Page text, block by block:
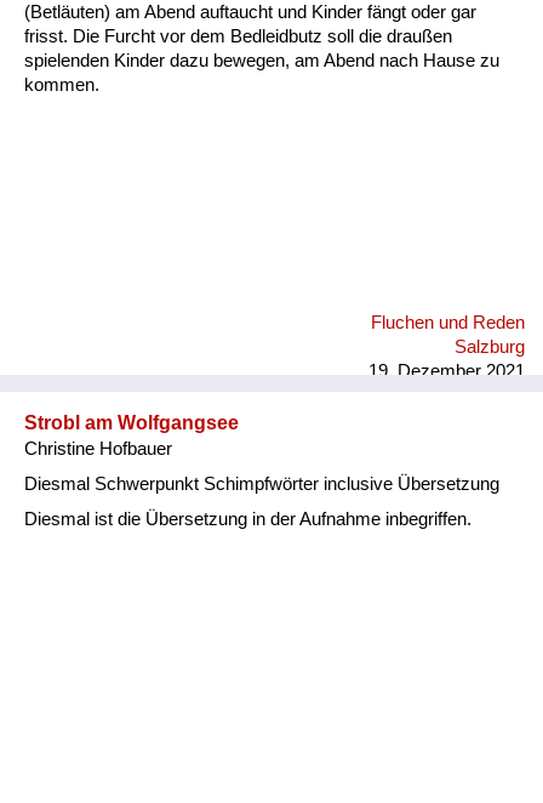
(Betläuten) am Abend auftaucht und Kinder fängt oder gar
frisst. Die Furcht vor dem Bedleidbutz soll die draußen
spielenden Kinder dazu bewegen, am Abend nach Hause zu
kommen.
Fluchen und Reden
Salzburg
19. Dezember 2021
Strobl am Wolfgangsee
Christine Hofbauer
Diesmal Schwerpunkt Schimpfwörter inclusive Übersetzung
Diesmal ist die Übersetzung in der Aufnahme inbegriffen.